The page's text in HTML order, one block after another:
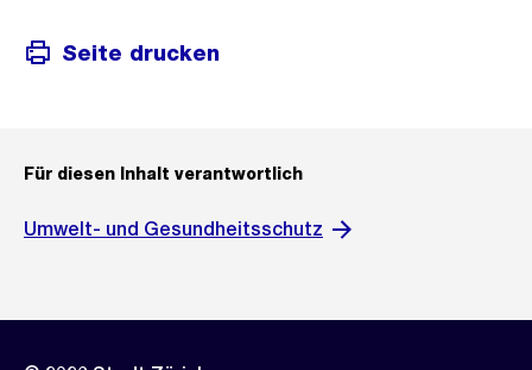
Seite drucken
Für diesen Inhalt verantwortlich
Umwelt- und Gesundheitsschutz